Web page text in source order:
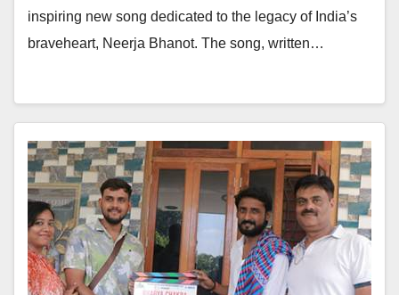
inspiring new song dedicated to the legacy of India’s
braveheart, Neerja Bhanot. The song, written…